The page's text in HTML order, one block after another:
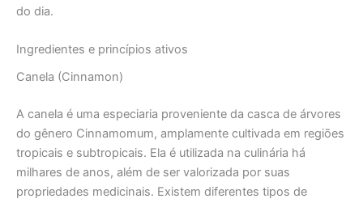
do dia.
Ingredientes e princípios ativos
Canela (Cinnamon)
A canela é uma especiaria proveniente da casca de árvores
do gênero Cinnamomum, amplamente cultivada em regiões
tropicais e subtropicais. Ela é utilizada na culinária há
milhares de anos, além de ser valorizada por suas
propriedades medicinais. Existem diferentes tipos de